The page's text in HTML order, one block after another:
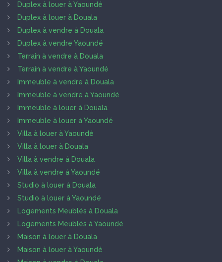
Duplex à louer à Yaoundé
Duplex à louer à Douala
Duplex à vendre à Douala
Duplex à vendre Yaoundé
Terrain à vendre à Douala
Terrain à vendre à Yaoundé
Immeuble à vendre à Douala
Immeuble à vendre à Yaoundé
Immeuble à louer à Douala
Immeuble à louer à Yaoundé
Villa à louer à Yaoundé
Villa à louer à Douala
Villa à vendre à Douala
Villa à vendre à Yaoundé
Studio à louer à Douala
Studio à louer à Yaoundé
Logements Meublés à Douala
Logements Meublés à Yaoundé
Maison à louer à Douala
Maison à louer à Yaoundé